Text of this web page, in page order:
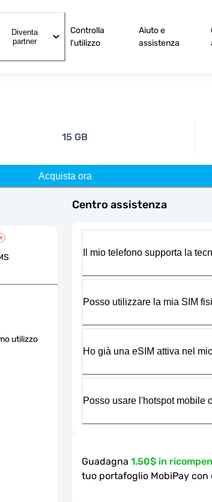
Diventa
partner
Controlla
l'utilizzo
Aiuto e
assistenza
15 GB
Acquista ora
utilizzo
Centro assistenza
Il mio telefono supporta la
Posso utilizzare la mia SIM
Ho già una eSIM attiva nel
Posso usare l'hotspot mobile
Guadagna 1.50$ in
tuo portafoglio MobiPay